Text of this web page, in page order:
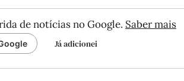
de notícias no Google. Saber mais
Já adicionei